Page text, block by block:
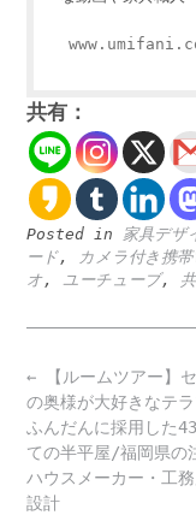
共有：
Posted in 家具デザ
ード, カメラ付き携帯
オ, ユーチューブ,
Post
navigation
← 【ルームツアー】
の奥様が大好きなテ
ふんだんに採用した
ての半平屋/福岡県の
ハウスメーカー・工
設計